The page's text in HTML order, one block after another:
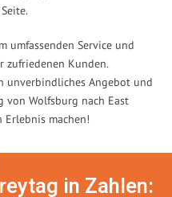
umfassenden Service und
zufriedenen Kunden.
unverbindliches Angebot und
von Wolfsburg nach East
Erlebnis machen!
in Zahlen: